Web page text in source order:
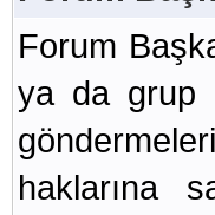
Forum
ya da grup
haklarına